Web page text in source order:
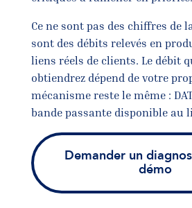
Ce ne sont pas des chiffres de
sont des débits relevés en
liens réels de clients. Le débit
obtiendrez dépend de votre
mécanisme reste le même :
bande passante disponible au
Demander un
démo